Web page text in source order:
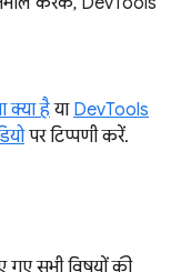
क्या हैया DevTools
पर टिप्पणी करें.